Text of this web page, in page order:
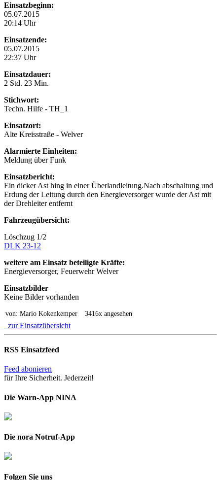
Einsatzbeginn:
05.07.2015
20:14 Uhr
Einsatzende:
05.07.2015
22:37 Uhr
Einsatzdauer:
2 Std. 23 Min.
Stichwort:
Techn. Hilfe - TH_1
Einsatzort:
Alte Kreisstraße - Welver
Alarmierte Einheiten:
Meldung über Funk
Einsatzbericht:
Ein dicker Ast hing in einer Überlandleitung.Nach abschaltung und
Erdung der Leitung durch den Energieversorger wurde der Ast mit
der Drehleiter entfernt
Fahrzeugübersicht:
Löschzug 1/2
DLK 23-12
weitere am Einsatz beteiligte Kräfte:
Energieversorger, Feuerwehr Welver
Einsatzbilder
Keine Bilder vorhanden
von: Mario Kokenkemper 3416x angesehen
zur Einsatzübersicht
RSS Einsatzfeed
Feed abonieren
für Ihre Sicherheit. Jederzeit!
Die Warn-App NINA
Die nora Notruf-App
Folgen Sie uns